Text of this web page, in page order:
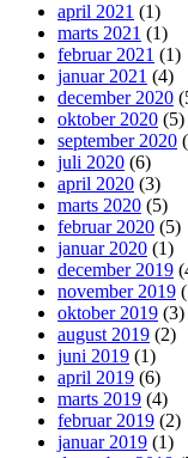
april 2021 (1)
marts 2021 (1)
februar 2021 (1)
januar 2021 (4)
december 2020
oktober 2020 (5)
september 2020
juli 2020 (6)
april 2020 (3)
marts 2020 (5)
februar 2020 (5)
januar 2020 (1)
december 2019
november 2019
oktober 2019 (3)
august 2019 (2)
juni 2019 (1)
april 2019 (6)
marts 2019 (4)
februar 2019 (2)
januar 2019 (1)